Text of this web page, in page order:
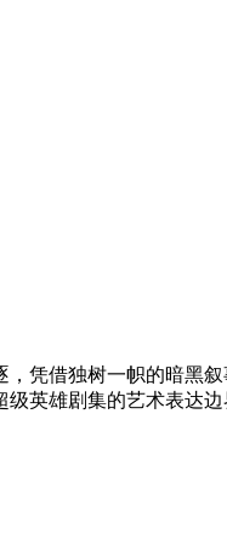
凭借独树一帜的暗黑
英雄剧集的艺术表达